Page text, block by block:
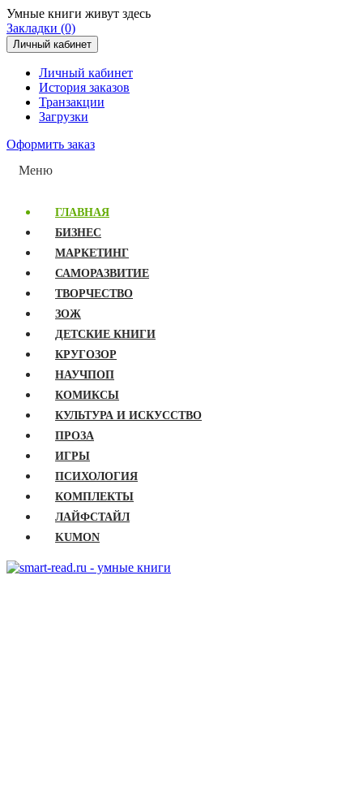
Умные книги живут здесь
Закладки (0)
Личный кабинет
Личный кабинет
История заказов
Транзакции
Загрузки
Оформить заказ
Меню
ГЛАВНАЯ
БИЗНЕС
МАРКЕТИНГ
САМОРАЗВИТИЕ
ТВОРЧЕСТВО
ЗОЖ
ДЕТСКИЕ КНИГИ
КРУГОЗОР
НАУЧПОП
КОМИКСЫ
КУЛЬТУРА И ИСКУССТВО
ПРОЗА
ИГРЫ
ПСИХОЛОГИЯ
КОМПЛЕКТЫ
ЛАЙФСТАЙЛ
KUMON